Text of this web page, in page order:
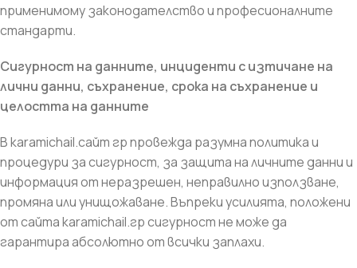
применимому законодателство и професионалните
стандарти.
Сигурност на данните, инциденти с изтичане на
лични данни, съхранение, срока на съхранение и
целостта на данните
В karamichail.сайт гр провежда разумна политика и
процедури за сигурност, за защита на личните данни и
информация от неразрешен, неправилно използване,
промяна или унищожаване. Въпреки усилията, положени
от сайта karamichail.гр сигурност не може да
гарантира абсолютно от всички заплахи.